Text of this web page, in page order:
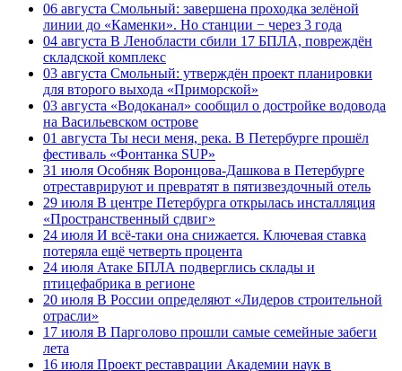
06 августа Смольный: завершена проходка зелёной
линии до «Каменки». Но станции − через 3 года
04 августа В Ленобласти сбили 17 БПЛА, повреждён
складской комплекс
03 августа Смольный: утверждён проект планировки
для второго выхода «Приморской»
03 августа «Водоканал» сообщил о достройке водовода
на Васильевском острове
01 августа Ты неси меня, река. В Петербурге прошёл
фестиваль «Фонтанка SUP»
31 июля Особняк Воронцова-Дашкова в Петербурге
отреставрируют и превратят в пятизвездочный отель
29 июля В центре Петербурга открылась инсталляция
«Пространственный сдвиг»
24 июля И всё-таки она снижается. Ключевая ставка
потеряла ещё четверть процента
24 июля Атаке БПЛА подверглись склады и
птицефабрика в регионе
20 июля В России определяют «Лидеров строительной
отрасли»
17 июля В Парголово прошли самые семейные забеги
лета
16 июля Проект реставрации Академии наук в